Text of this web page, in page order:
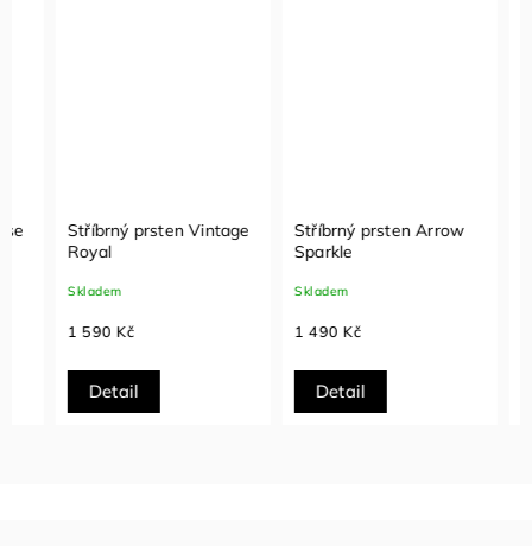
Stříbrný prsten Vintage
Royal
Skladem
1 590 Kč
Detail
Stříbrný prsten Arrow
Sparkle
Skladem
1 490 Kč
Detail